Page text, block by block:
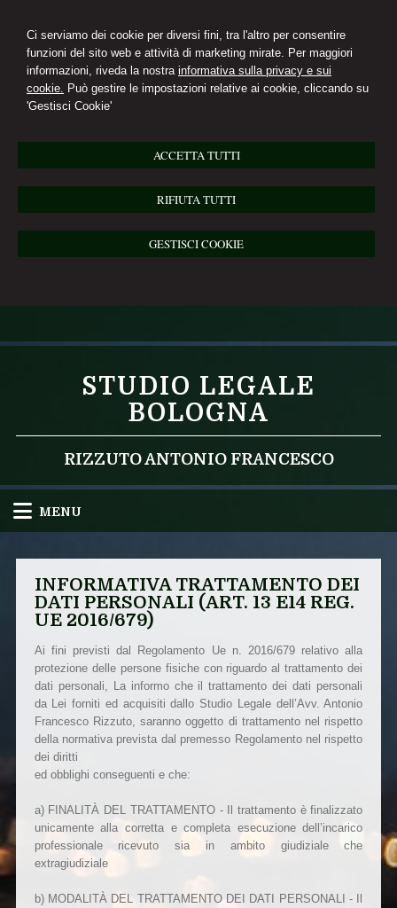
Ci serviamo dei cookie per diversi fini, tra l'altro per consentire
funzioni del sito web e attività di marketing mirate. Per maggiori
informazioni, riveda la nostra informativa sulla privacy e sui
cookie. Può gestire le impostazioni relative ai cookie, cliccando su
'Gestisci Cookie'
ACCETTA TUTTI
RIFIUTA TUTTI
GESTISCI COOKIE
STUDIO LEGALE
BOLOGNA
RIZZUTO ANTONIO FRANCESCO
MENU
INFORMATIVA TRATTAMENTO DEI
DATI PERSONALI (ART. 13 E14 REG.
UE 2016/679)
Ai fini previsti dal Regolamento Ue n. 2016/679 relativo alla
protezione delle persone fisiche con riguardo al trattamento dei
dati personali, La informo che il trattamento dei dati personali
da Lei forniti ed acquisiti dallo Studio Legale dell’Avv. Antonio
Francesco Rizzuto, saranno oggetto di trattamento nel rispetto
della normativa prevista dal premesso Regolamento nel rispetto
dei diritti
ed obblighi conseguenti e che:
a) FINALITÀ DEL TRATTAMENTO - Il trattamento è finalizzato
unicamente alla corretta e completa esecuzione dell’incarico
professionale ricevuto sia in ambito giudiziale che
extragiudiziale
b) MODALITÀ DEL TRATTAMENTO DEI DATI PERSONALI - Il